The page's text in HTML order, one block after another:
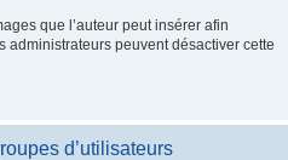
que l’auteur peut insérer afin
administrateurs peuvent désactiver cette
d’utilisateurs